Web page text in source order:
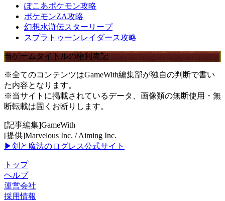
ぽこあポケモン攻略
ポケモンZA攻略
幻想水滸伝スターリープ
スプラトゥーンレイダース攻略
当ゲームタイトルの権利表記
※全てのコンテンツはGameWith編集部が独自の判断で書い
た内容となります。
※当サイトに掲載されているデータ、画像類の無断使用・無
断転載は固くお断りします。
[記事編集]GameWith
[提供]Marvelous Inc. / Aiming Inc.
▶剣と魔法のログレス公式サイト
トップ
ヘルプ
運営会社
採用情報